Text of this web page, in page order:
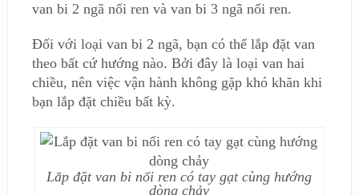
van bi 2 ngã nối ren và van bi 3 ngã nối ren.
Đối với loại van bi 2 ngã, bạn có thể lắp đặt van
theo bất cứ hướng nào. Bởi đây là loại van hai
chiều, nên việc vận hành không gặp khó khăn khi
bạn lắp đặt chiều bất kỳ.
Lắp đặt van bi nối ren có tay gạt cùng hướng
dòng chảy